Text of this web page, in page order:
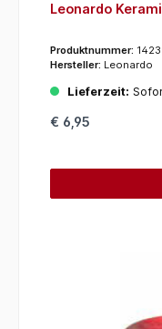
Leonardo
Produktnummer:
Hersteller: Leonardo
Lieferzeit:
€ 6,95